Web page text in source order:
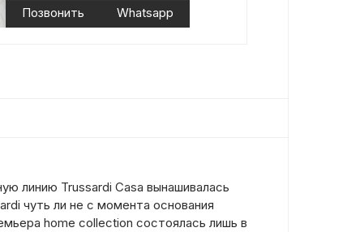
Позвонить
Whatsapp
линию Trussardi Casa вынашивалась
чуть ли не с момента основания
home collection состоялась лишь в